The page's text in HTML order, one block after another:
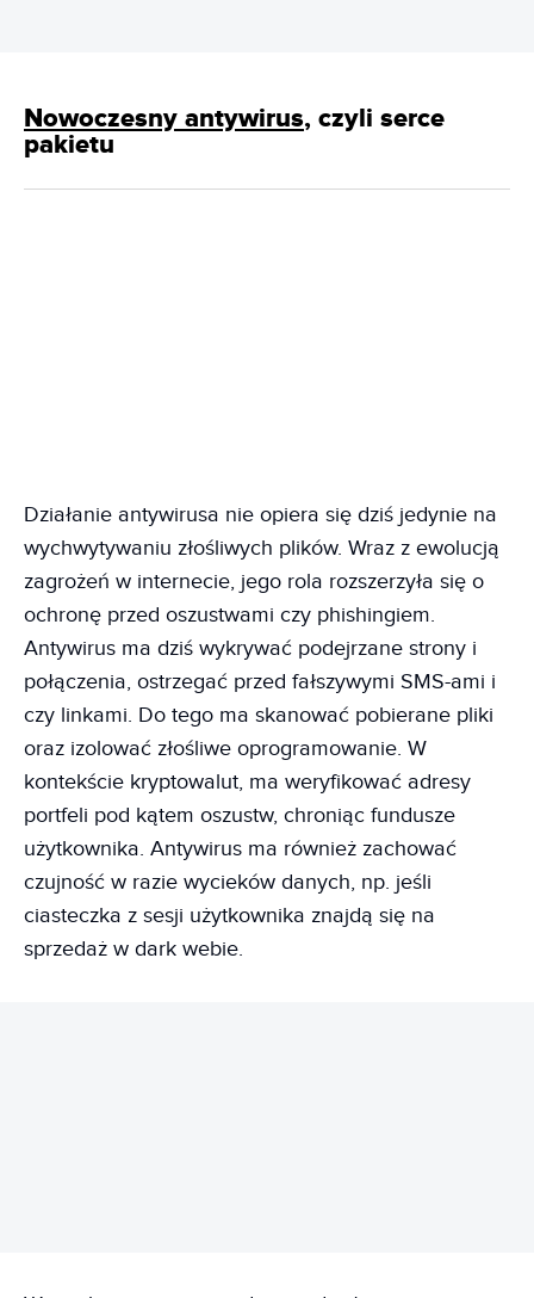
Nowoczesny antywirus, czyli serce
pakietu
Działanie antywirusa nie opiera się dziś jedynie na
wychwytywaniu złośliwych plików. Wraz z ewolucją
zagrożeń w internecie, jego rola rozszerzyła się o
ochronę przed oszustwami czy phishingiem.
Antywirus ma dziś wykrywać podejrzane strony i
połączenia, ostrzegać przed fałszywymi SMS-ami i
czy linkami. Do tego ma skanować pobierane pliki
oraz izolować złośliwe oprogramowanie. W
kontekście kryptowalut, ma weryfikować adresy
portfeli pod kątem oszustw, chroniąc fundusze
użytkownika. Antywirus ma również zachować
czujność w razie wycieków danych, np. jeśli
ciasteczka z sesji użytkownika znajdą się na
sprzedaż w dark webie.